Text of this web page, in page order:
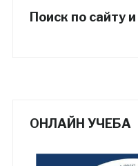
Поиск по сайту
ОНЛАЙН УЧЕБА